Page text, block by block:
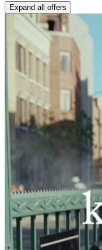
Expand all offers